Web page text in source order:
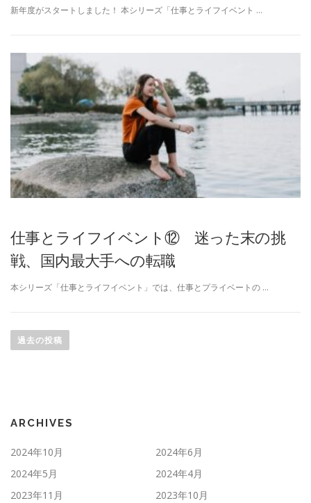
新年度がスタートしました！ 本シリーズ「仕事とライフイベント …
仕事とライフイベント⑫ 迷った末の挑
戦、国内最大手への転職
本シリーズ「仕事とライフイベント」では、仕事とプライベートの …
稿
シ
ョ
ン
過去の投稿
ARCHIVES
2024年10月
2024年6月
2024年5月
2024年4月
2023年11月
2023年10月